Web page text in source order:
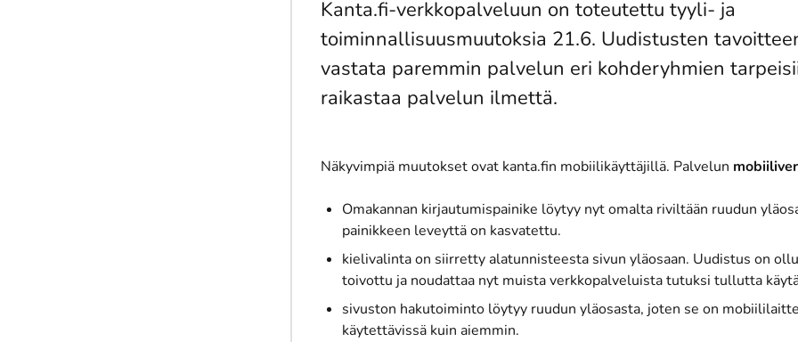
Kanta.fi-verkkopalveluun on toteutettu tyyli- ja
toiminnallisuusmuutoksia 21.6. Uudistusten
vastata paremmin palvelun eri kohderyhmien
raikastaa palvelun ilmettä.
Näkyvimpiä muutokset ovat kanta.fin mobiilikäyttäjillä. Palvelun
Omakannan kirjautumispainike löytyy nyt omalta riviltään ruudun
painikkeen leveyttä on kasvatettu.
kielivalinta on siirretty alatunnisteesta sivun yläosaan. Uudistus on
toivottu ja noudattaa nyt muista verkkopalveluista tutuksi tullutta
sivuston hakutoiminto löytyy ruudun yläosasta, joten se on
käytettävissä kuin aiemmin.